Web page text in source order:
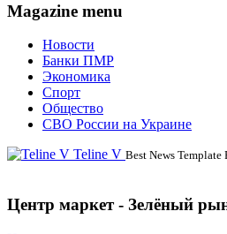
Magazine menu
Новости
Банки ПМР
Экономика
Спорт
Общество
СВО России на Украине
Teline V Best News Template
Центр маркет - Зелёный